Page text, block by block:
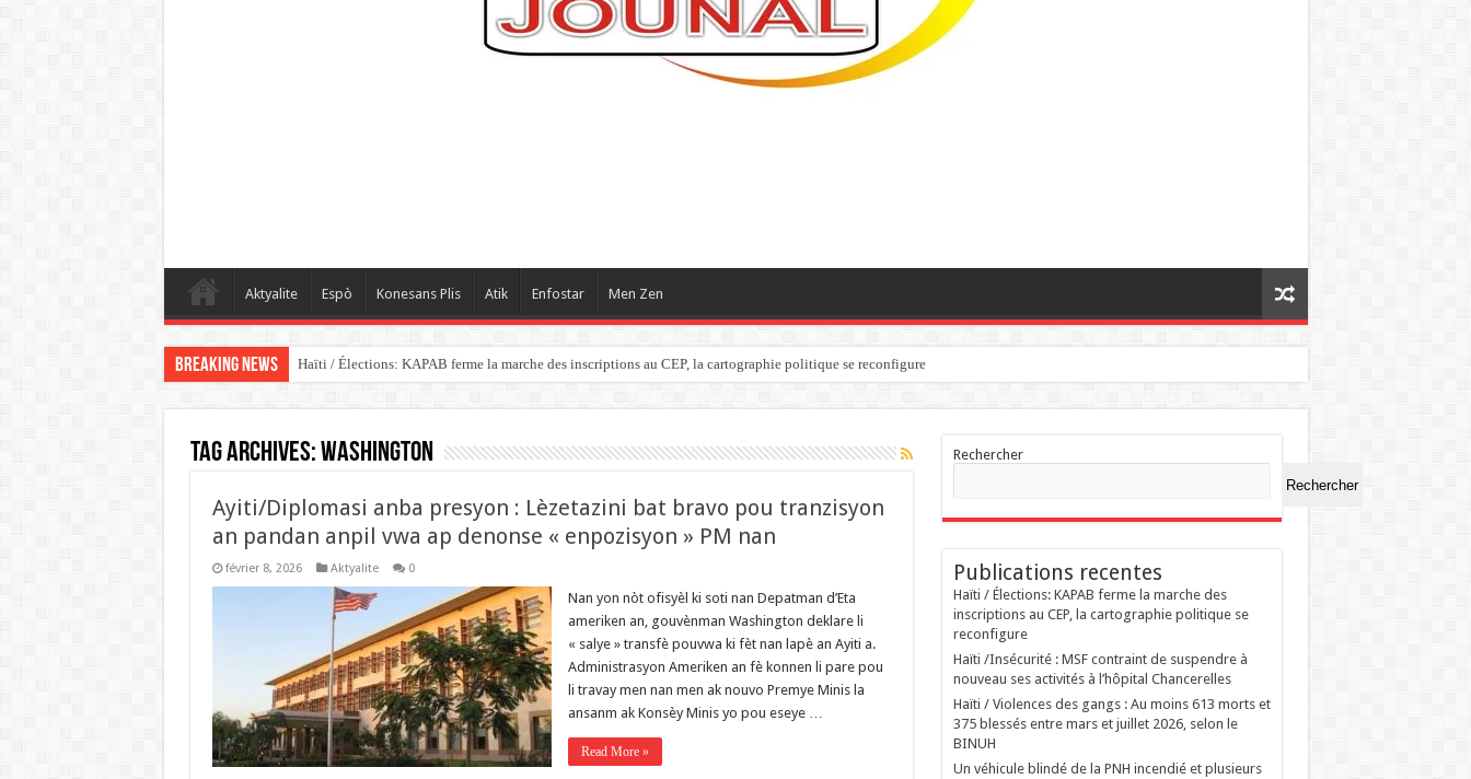
Aktyalite Espò Konesans Plis Atik Enfostar Men Zen
Breaking News Haïti / Élections: KAPAB ferme la marche des inscriptions au CEP, la cartographie politique se reconfigure
Tag Archives:Washington
Ayiti/Diplomasi anba presyon : Lèzetazini bat bravo pou tranzisyon
an pandan anpil vwa ap denonse « enpozisyon » PM nan
février 8, 2026 Aktyalite 0
Nan yon nòt ofisyèl ki soti nan Depatman d’Eta
ameriken an, gouvènman Washington deklare li
« salye » transfè pouvwa ki fèt nan lapè an Ayiti a.
Administrasyon Ameriken an fè konnen li pare pou
li travay men nan men ak nouvo Premye Minis la
ansanm ak Konsèy Minis yo pou eseye …
Read More »
Rechercher
Rechercher
Publications recentes
Haïti / Élections: KAPAB ferme la marche des
inscriptions au CEP, la cartographie politique se
reconfigure
Haïti /Insécurité : MSF contraint de suspendre à
nouveau ses activités à l’hôpital Chancerelles
Haïti / Violences des gangs : Au moins 613 morts et
375 blessés entre mars et juillet 2026, selon le
BINUH
Un véhicule blindé de la PNH incendié et plusieurs